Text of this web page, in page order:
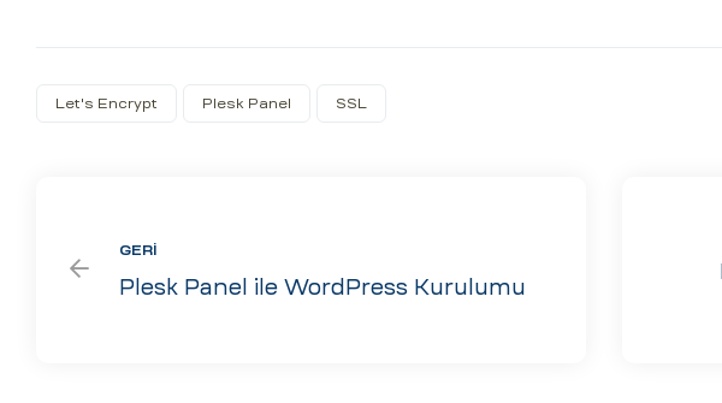
Let's Encrypt Plesk Panel SSL
GERI
Plesk Panel ile WordPress Kurulumu